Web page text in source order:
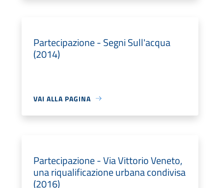
Partecipazione - Segni Sull'acqua
(2014)
VAI ALLA PAGINA
Partecipazione - Via Vittorio Veneto,
una riqualificazione urbana condivisa
(2016)